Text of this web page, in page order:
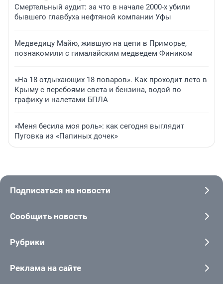
Смертельный аудит: за что в начале 2000-х убили
бывшего главбуха нефтяной компании Уфы
Медведицу Майю, жившую на цепи в Приморье,
познакомили с гималайским медведем Фиником
«На 18 отдыхающих 18 поваров». Как проходит лето в
Крыму с перебоями света и бензина, водой по
графику и налетами БПЛА
«Меня бесила моя роль»: как сегодня выглядит
Пуговка из «Папиных дочек»
Подписаться на новости
Сообщить новость
Рубрики
Реклама на сайте